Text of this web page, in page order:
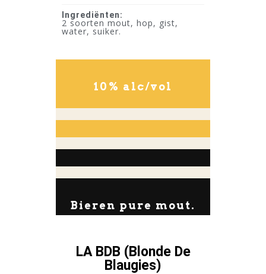
Ingrediënten:
2 soorten mout, hop, gist,
water, suiker.
10% alc/vol
Bieren pure mout.
LA BDB (Blonde De
Blaugies)